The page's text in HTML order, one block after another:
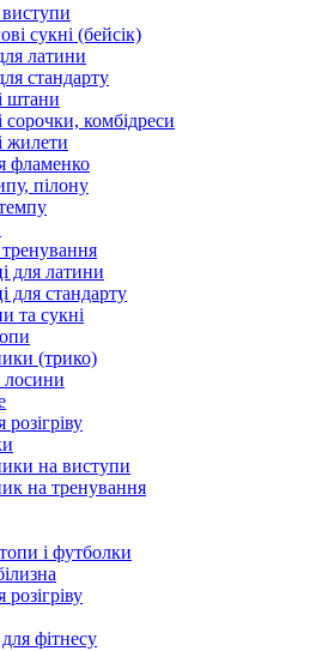
сукні (бейсік)
латини
стандарту
штани
сорочки, комбідреси
жилети
фламенко
пілону
для латини
для стандарту
та сукні
(трико)
на виступи
на тренування
і футболки
фітнесу